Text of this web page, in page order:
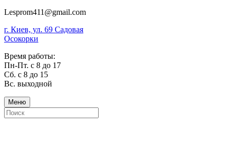
Lesprom411@gmail.com
г. Киев, ул. 69 Садовая
Осокорки
Время работы:
Пн-Пт. с 8 до 17
Сб. с 8 до 15
Вс. выходной
Меню